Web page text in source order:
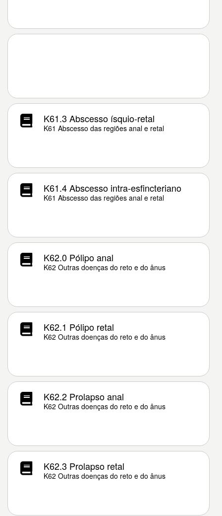
K61.3 Abscesso ísquio-retal
K61 Abscesso das regiões anal e retal
K61.4 Abscesso intra-esfincteriano
K61 Abscesso das regiões anal e retal
K62.0 Pólipo anal
K62 Outras doenças do reto e do ânus
K62.1 Pólipo retal
K62 Outras doenças do reto e do ânus
K62.2 Prolapso anal
K62 Outras doenças do reto e do ânus
K62.3 Prolapso retal
K62 Outras doenças do reto e do ânus